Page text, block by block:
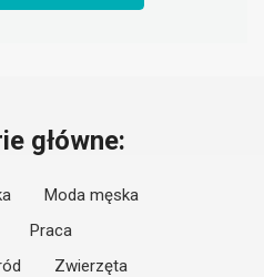
główne:
Moda męska
Praca
Zwierzęta